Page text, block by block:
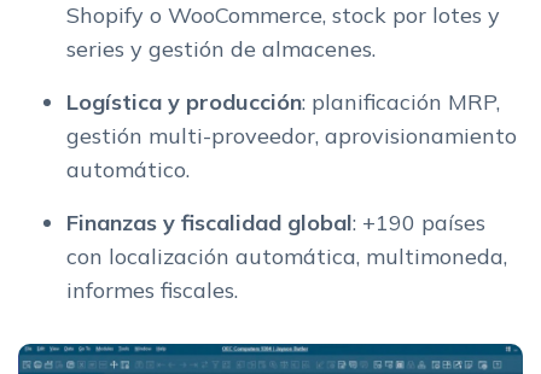
Shopify o WooCommerce, stock por lotes y
series y gestión de almacenes.
Logística y producción: planificación MRP,
gestión multi-proveedor, aprovisionamiento
automático.
Finanzas y fiscalidad global: +190 países
con localización automática, multimoneda,
informes fiscales.